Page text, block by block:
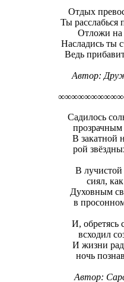
Отдых
Ты расслабься
Отложи на
Насладись ты
Ведь
Автор:
Садилось
В закатной
рой
В лучистой
сиял,
Духовным
в
И, обретясь
всходил
И жизни
ночь
Автор: